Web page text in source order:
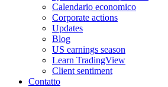
Calendario economico
Corporate actions
Updates
Blog
US earnings season
Learn TradingView
Client sentiment
Contatto